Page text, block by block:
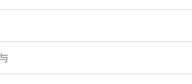
発田市内の弁護士に相談予約したい』などでお